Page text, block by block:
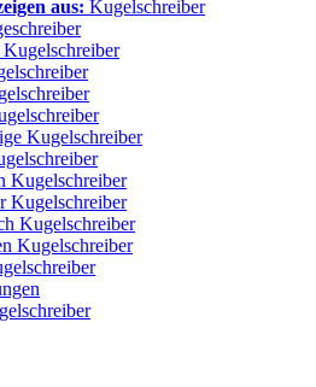
aus: Kugelschreiber
Kugelschreiber
Kugelschreiber
Kugelschreiber
Kugelschreiber
Kugelschreiber